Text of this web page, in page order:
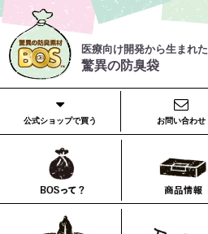
医療向け開発から生まれた
驚異の防臭袋
公式ショップで買う お問い合わせ